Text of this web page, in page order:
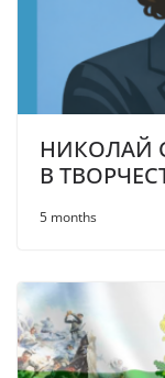
НИКОЛАЙ
В
5 months